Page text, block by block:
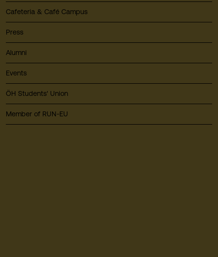
Cafeteria & Café Campus
Press
Alumni
Events
ÖH Students' Union
Member of RUN-EU